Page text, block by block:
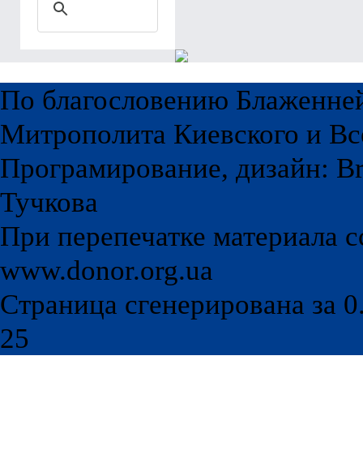
По благословению
Митрополита Киевского и
Програмирование, дизайн:
Тучкова
При перепечатке материала
www.donor.org.ua
Страница сгенерирована за
25